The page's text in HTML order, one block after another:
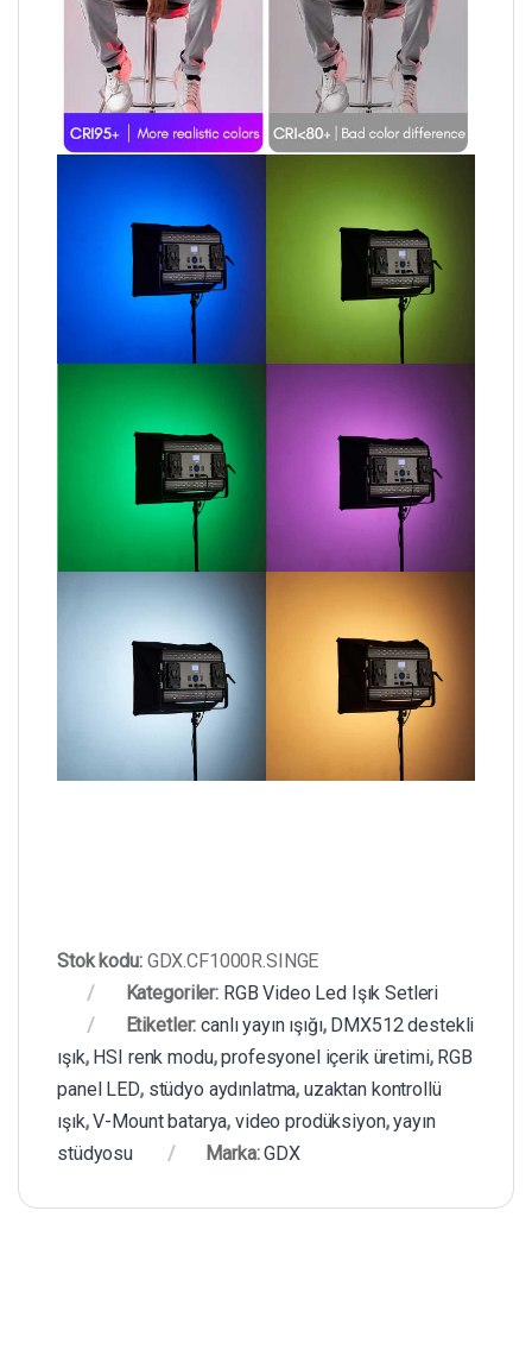
Stok kodu: GDX.CF1000R.SINGE
Kategoriler: RGB Video Led Işık Setleri
Etiketler:canlı yayın ışığı, DMX512 destekli
ışık, HSI renk modu,profesyonel içerik üretimi, RGB
panel LED, stüdyo aydınlatma,uzaktan kontrollü
ışık,V-Mount batarya,video prodüksiyon,yayın
stüdyosu
Marka:GDX